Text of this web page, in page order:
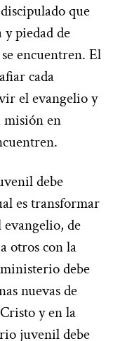
que
piedad de
encuentren. El
cada
el evangelio y
misión en
debe
es transformar
evangelio, de
otros con la
debe
nuevas de
y en la
juvenil debe